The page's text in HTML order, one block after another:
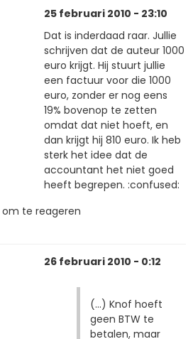
25 februari 2010 - 23:10
Dat is inderdaad raar. Jullie
schrijven dat de auteur 1000
euro krijgt. Hij stuurt jullie
een factuur voor die 1000
euro, zonder er nog eens
19% bovenop te zetten
omdat dat niet hoeft, en
dan krijgt hij 810 euro. Ik heb
sterk het idee dat de
accountant het niet goed
heeft begrepen. :confused:
om te reageren
26 februari 2010 - 0:12
(...) Knof hoeft
geen BTW te
betalen, maar